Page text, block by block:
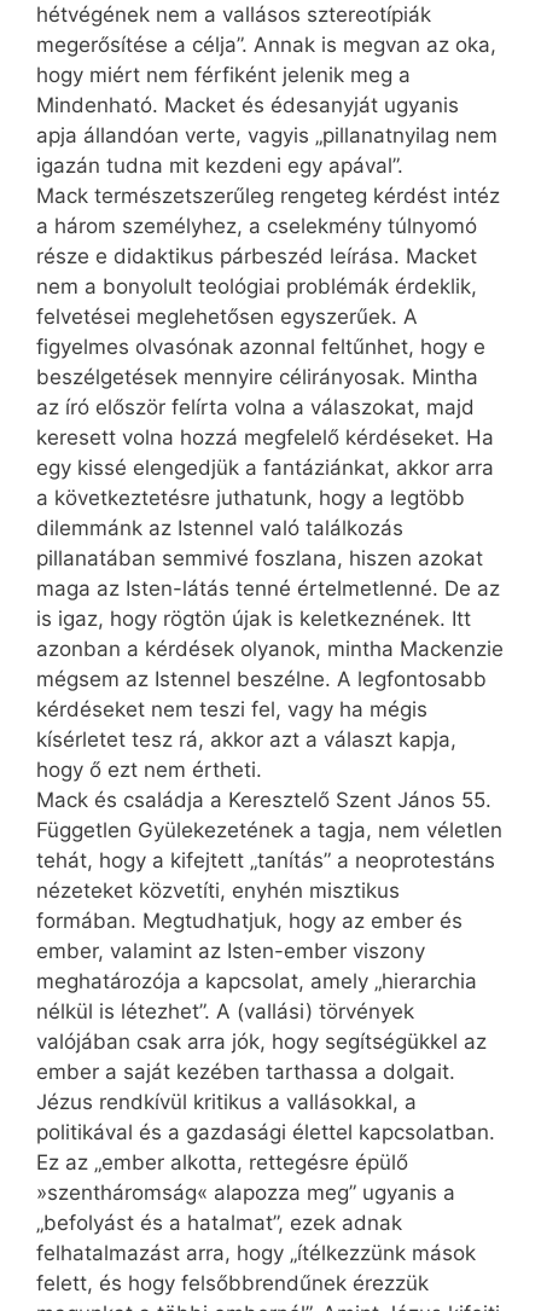
hétvégének nem a vallásos sztereotípiák
megerősítése a célja”. Annak is megvan az oka,
hogy miért nem férfiként jelenik meg a
Mindenható. Macket és édesanyját ugyanis
apja állandóan verte, vagyis „pillanatnyilag nem
igazán tudna mit kezdeni egy apával”.
Mack természetszerűleg rengeteg kérdést intéz
a három személyhez, a cselekmény túlnyomó
része e didaktikus párbeszéd leírása. Macket
nem a bonyolult teológiai problémák érdeklik,
felvetései meglehetősen egyszerűek. A
figyelmes olvasónak azonnal feltűnhet, hogy e
beszélgetések mennyire célirányosak. Mintha
az író először felírta volna a válaszokat, majd
keresett volna hozzá megfelelő kérdéseket. Ha
egy kissé elengedjük a fantáziánkat, akkor arra
a következtetésre juthatunk, hogy a legtöbb
dilemmánk az Istennel való találkozás
pillanatában semmivé foszlana, hiszen azokat
maga az Isten-látás tenné értelmetlenné. De az
is igaz, hogy rögtön újak is keletkeznének. Itt
azonban a kérdések olyanok, mintha Mackenzie
mégsem az Istennel beszélne. A legfontosabb
kérdéseket nem teszi fel, vagy ha mégis
kísérletet tesz rá, akkor azt a választ kapja,
hogy ő ezt nem értheti.
Mack és családja a Keresztelő Szent János 55.
Független Gyülekezetének a tagja, nem véletlen
tehát, hogy a kifejtett „tanítás” a neoprotestáns
nézeteket közvetíti, enyhén misztikus
formában. Megtudhatjuk, hogy az ember és
ember, valamint az Isten-ember viszony
meghatározója a kapcsolat, amely „hierarchia
nélkül is létezhet”. A (vallási) törvények
valójában csak arra jók, hogy segítségükkel az
ember a saját kezében tarthassa a dolgait.
Jézus rendkívül kritikus a vallásokkal, a
politikával és a gazdasági élettel kapcsolatban.
Ez az „ember alkotta, rettegésre épülő
»szentháromság« alapozza meg” ugyanis a
„befolyást és a hatalmat”, ezek adnak
felhatalmazást arra, hogy „ítélkezzünk mások
felett, és hogy felsőbbrendűnek érezzük